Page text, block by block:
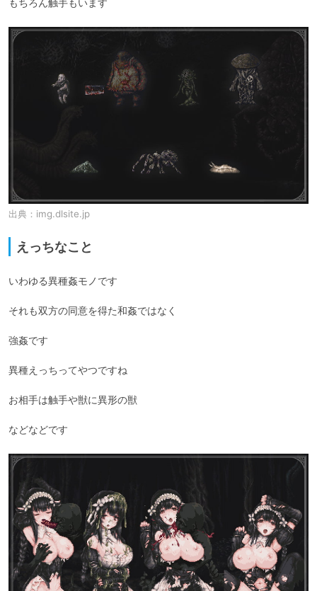
出典： img.dlsite.jp
えっちなこと
いわゆる異種姦モノです
それも双方の同意を得た和姦ではなく
強姦です
異種えっちってやつですね
お相手は触手や獣に異形の獣
などなどです